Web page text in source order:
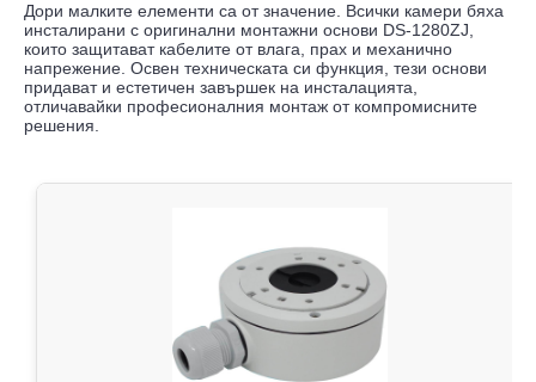
Дори малките елементи са от значение. Всички камери бяха
инсталирани с оригинални монтажни основи DS-1280ZJ,
които защитават кабелите от влага, прах и механично
напрежение. Освен техническата си функция, тези основи
придават и естетичен завършек на инсталацията,
отличавайки професионалния монтаж от компромисните
решения.